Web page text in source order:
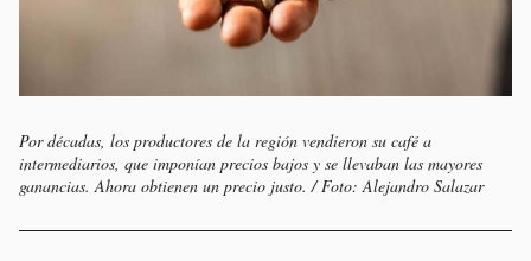
Por décadas, los productores de la región vendieron su café a
intermediarios, que imponían precios bajos y se llevaban las mayores
ganancias. Ahora obtienen un precio justo. / Foto: Alejandro Salazar